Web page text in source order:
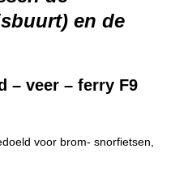
en de
– veer – ferry F9
voor brom- snorfietsen,